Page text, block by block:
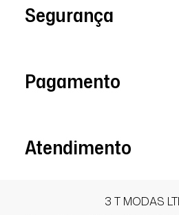
Cristina O J.
22/06/2026 às 13h28
Só o lugar da
acabamento
da P ficaram
Q-100. Tenho
Segurança
Pagamento
Atendimento
3 T MODAS